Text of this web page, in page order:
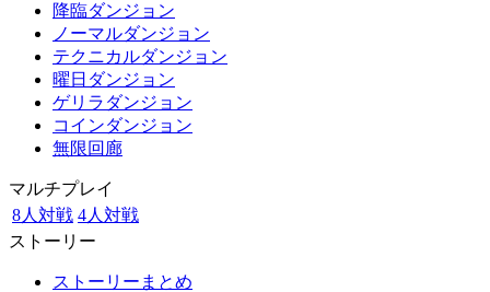
降臨ダンジョン
ノーマルダンジョン
テクニカルダンジョン
曜日ダンジョン
ゲリラダンジョン
コインダンジョン
無限回廊
マルチプレイ
8人対戦 4人対戦
ストーリー
ストーリーまとめ